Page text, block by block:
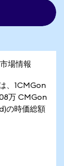
場情報
、1CMGon
万 CMGon
の時価総額